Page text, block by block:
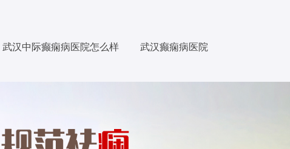
武汉中际癫痫病医院怎么样 武汉癫痫病医院